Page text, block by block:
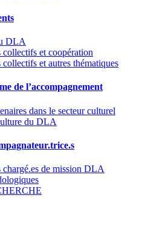
DLA
collectifs et coopération
et autres thématiques
de l’accompagnement
dans le secteur culturel
du DLA
de mission DLA